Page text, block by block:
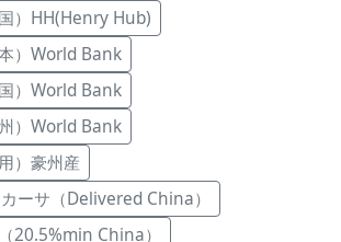
）HH(Henry Hub)
）World Bank
）World Bank
）World Bank
）豪州産
ーサ（Delivered China）
20.5%min China）